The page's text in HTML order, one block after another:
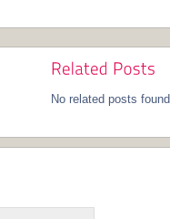
No related posts found